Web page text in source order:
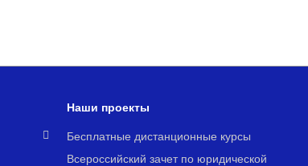
Наши проекты
Бесплатные дистанционные курсы
Всероссийский зачет по юридической